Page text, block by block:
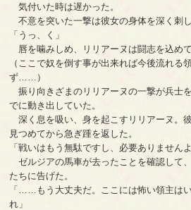
気付いた時は遅かった。
不意を突いた一撃は彼女の身体を深く刺し
「うっ、く」
唇を噛みしめ、リリアーヌは闘志を込め
（ここで奴を倒す事が出来れば今後流れる
ず……）
振り向きざまのリリアーヌの一撃が兵士
でに動き出していた。
深く息を吸い、身を起こすリリアーヌ。
見つめてから急ぎ踵を返した。
「戦いはもう無駄ですし、必要ありませんよ
ゼルジアの馬車が去ったことを確認して
たちに告げた。
「……もう大丈夫だ。ここには怖い領主は
れ」